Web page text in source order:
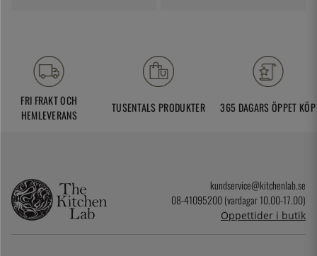
FRI FRAKT OCH
HEMLEVERANS
TUSENTALS PRODUKTER 365 DAGARS ÖPPET KÖP
kundservice@kitchenlab.se
08-41095200 (vardagar 10.00-17.00)
Öppettider i butik